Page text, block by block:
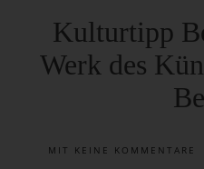
Kulturtipp
Werk des
MIT KEINE KOMMENTARE